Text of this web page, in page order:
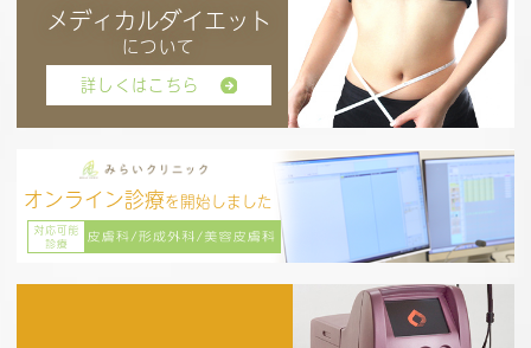
メディカルダイエット
について
詳しくはこちら
オンライン診療を開始しました